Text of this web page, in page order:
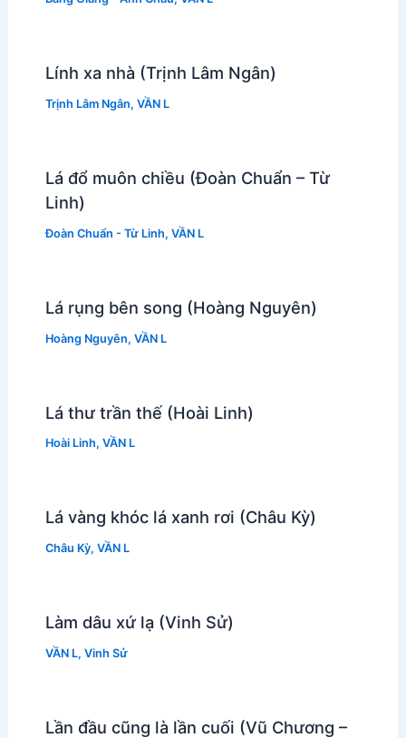
Lính xa nhà (Trịnh Lâm Ngân)
Trịnh Lâm Ngân, VẦN L
Lá đổ muôn chiều (Đoàn Chuẩn – Từ
Linh)
Đoàn Chuẩn - Từ Linh, VẦN L
Lá rụng bên song (Hoàng Nguyên)
Hoàng Nguyên, VẦN L
Lá thư trần thế (Hoài Linh)
Hoài Linh, VẦN L
Lá vàng khóc lá xanh rơi (Châu Kỳ)
Châu Kỳ, VẦN L
Làm dâu xứ lạ (Vinh Sử)
VẦN L, Vinh Sử
Lần đầu cũng là lần cuối (Vũ Chương –